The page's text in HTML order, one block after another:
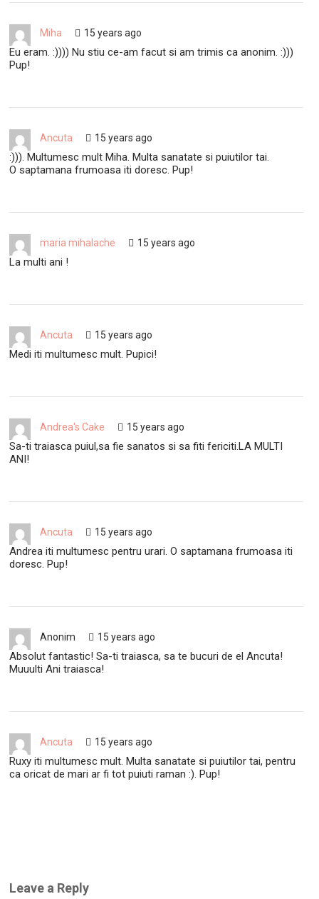
Miha 15 years ago
Eu eram. :)))) Nu stiu ce-am facut si am trimis ca anonim. :)))
Pup!
Ancuta 15 years ago
:))). Multumesc mult Miha. Multa sanatate si puiutilor tai.
O saptamana frumoasa iti doresc. Pup!
maria mihalache 15 years ago
La multi ani !
Ancuta 15 years ago
Medi iti multumesc mult. Pupici!
Andrea's Cake 15 years ago
Sa-ti traiasca puiul,sa fie sanatos si sa fiti fericiti.LA MULTI
ANI!
Ancuta 15 years ago
Andrea iti multumesc pentru urari. O saptamana frumoasa iti
doresc. Pup!
Anonim 15 years ago
Absolut fantastic! Sa-ti traiasca, sa te bucuri de el Ancuta!
Muuulti Ani traiasca!
Ancuta 15 years ago
Ruxy iti multumesc mult. Multa sanatate si puiutilor tai, pentru
ca oricat de mari ar fi tot puiuti raman :). Pup!
Leave a Reply